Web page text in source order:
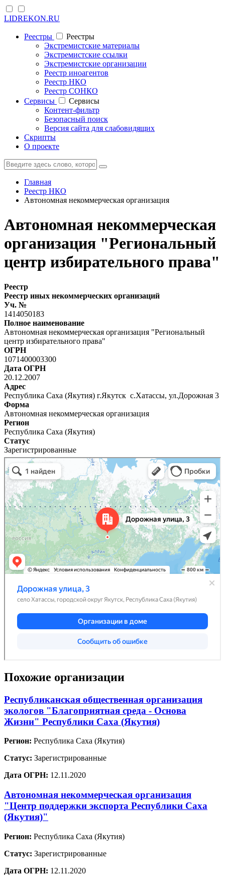
LIDREKON.RU
Реестры
Реестры
Экстремистские материалы
Экстремистские ссылки
Экстремистские организации
Реестр иноагентов
Реестр НКО
Реестр СОНКО
Cервисы
Cервисы
Контент-фильтр
Безопасный поиск
Версия сайта для слабовидящих
Скрипты
О проекте
Главная
Реестр НКО
Автономная некоммерческая организация
Автономная некоммерческая
организация "Региональный
центр избирательного права"
Реестр
Реестр иных некоммерческих организаций
Уч. №
1414050183
Полное наименование
Автономная некоммерческая организация "Региональный
центр избирательного права"
ОГРН
1071400003300
Дата ОГРН
20.12.2007
Адрес
Республика Саха (Якутия) г.Якутск с.Хатассы, ул.Дорожная 3
Форма
Автономная некоммерческая организация
Регион
Республика Саха (Якутия)
Статус
Зарегистрированные
Похожие организации
Республиканская общественная организация
экологов "Благоприятная среда - Основа
Жизни" Республики Саха (Якутия)
Регион: Республика Саха (Якутия)
Статус: Зарегистрированные
Дата ОГРН: 12.11.2020
Автономная некоммерческая организация
"Центр поддержки экспорта Республики Саха
(Якутия)"
Регион: Республика Саха (Якутия)
Статус: Зарегистрированные
Дата ОГРН: 12.11.2020